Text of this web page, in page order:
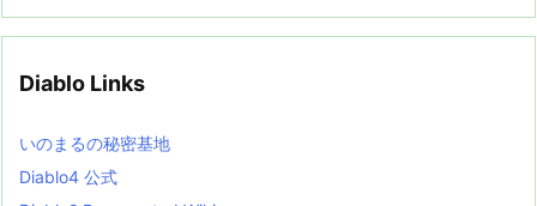
e
i
s
t
Diablo Links
いのまるの秘密基地
Diablo4 公式